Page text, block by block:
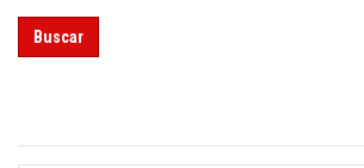
Buscar